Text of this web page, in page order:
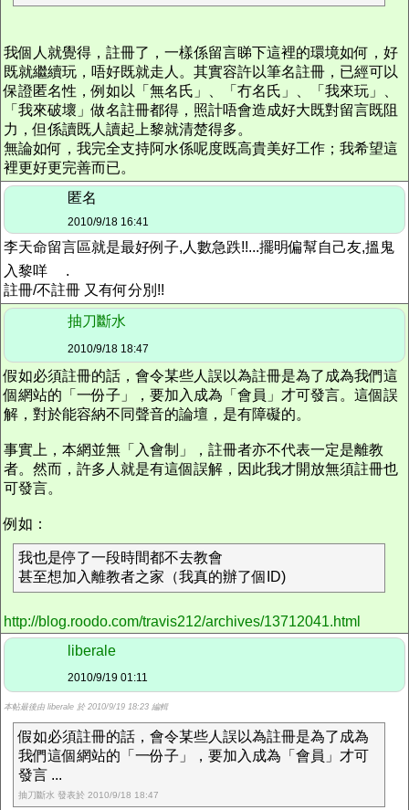
我個人就覺得，註冊了，一樣係留言睇下這裡的環境如何，好
既就繼續玩，唔好既就走人。其實容許以筆名註冊，已經可以
保證匿名性，例如以「無名氏」、「冇名氏」、「我來玩」、
「我來破壞」做名註冊都得，照計唔會造成好大既對留言既阻
力，但係讀既人讀起上黎就清楚得多。
無論如何，我完全支持阿水係呢度既高貴美好工作；我希望這
裡更好更完善而已。
匿名
2010/9/18 16:41
李天命留言區就是最好例子,人數急跌!!...擺明偏幫自己友,搵鬼
入黎咩
.
註冊/不註冊 又有何分別!!
抽刀斷水
2010/9/18 18:47
假如必須註冊的話，會令某些人誤以為註冊是為了成為我們這
個網站的「一份子」，要加入成為「會員」才可發言。這個誤
解，對於能容納不同聲音的論壇，是有障礙的。
事實上，本網並無「入會制」，註冊者亦不代表一定是離教
者。然而，許多人就是有這個誤解，因此我才開放無須註冊也
可發言。
例如：
我也是停了一段時間都不去教會
甚至想加入離教者之家（我真的辦了個ID)
http://blog.roodo.com/travis212/archives/13712041.html
liberale
2010/9/19 01:11
本帖最後由 liberale 於 2010/9/19 18:23 編輯
假如必須註冊的話，會令某些人誤以為註冊是為了成為
我們這個網站的「一份子」，要加入成為「會員」才可
發言 ...
抽刀斷水 發表於 2010/9/18 18:47